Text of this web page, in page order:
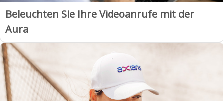
Beleuchten Sie Ihre Videoanrufe mit der
Aura